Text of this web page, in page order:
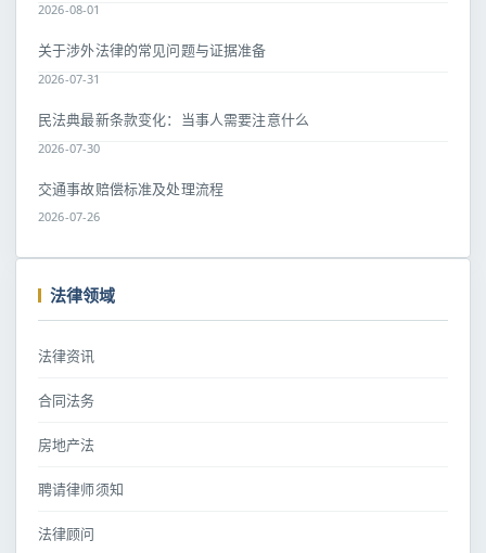
2026-08-01
关于涉外法律的常见问题与证据准备
2026-07-31
民法典最新条款变化：当事人需要注意什么
2026-07-30
交通事故赔偿标准及处理流程
2026-07-26
法律领域
法律资讯
合同法务
房地产法
聘请律师须知
法律顾问